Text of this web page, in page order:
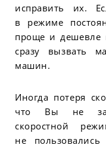
исправить их.
в режиме
проще и дешевле
сразу вызвать
машин.
Иногда потеря
что Вы не
скоростной
не